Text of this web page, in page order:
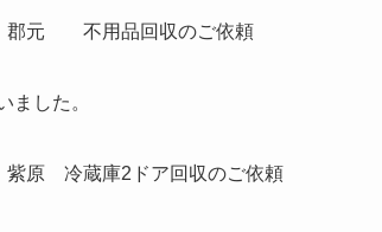
郡元 不用品回収のご依頼
ました。
原 冷蔵庫2ドア回収のご依頼